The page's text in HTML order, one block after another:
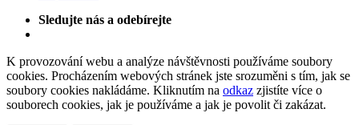
Sledujte nás a odebírejte
K provozování webu a analýze návštěvnosti používáme soubory
cookies. Procházením webových stránek jste srozuměni s tím, jak se
soubory cookies nakládáme. Kliknutím na odkaz zjistíte více o
souborech cookies, jak je používáme a jak je povolit či zakázat.